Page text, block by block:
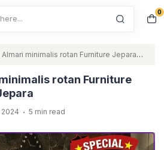
0
minimalis rotan Furniture Jepara
rotan Furniture
. 5 min read